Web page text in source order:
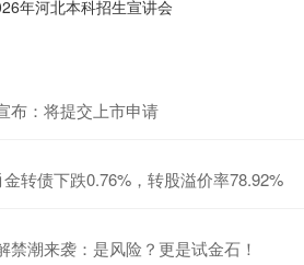
年河北本科招生宣讲会
布：将提交上市申请
转债下跌0.76%，转股溢价率78.92%
禁潮来袭：是风险？更是试金石！